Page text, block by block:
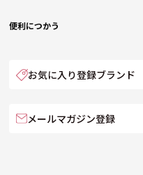
便利につかう
お気に入り登録ブランド
メールマガジン登録